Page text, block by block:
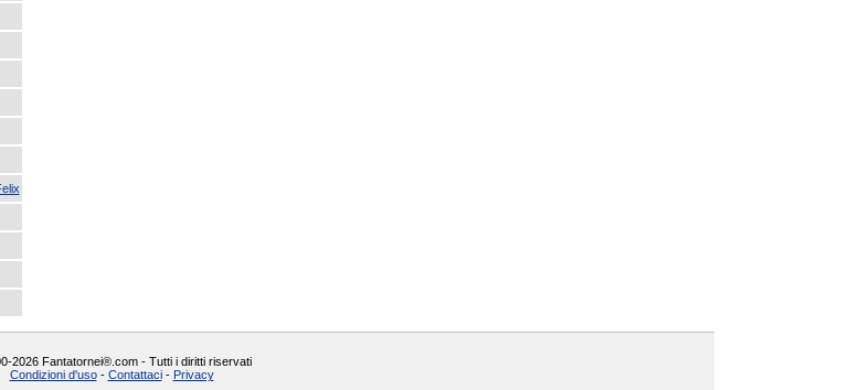
2026 Fantatornei®.com - Tutti i diritti riservati
Condizioni d'uso- Contattaci- Privacy